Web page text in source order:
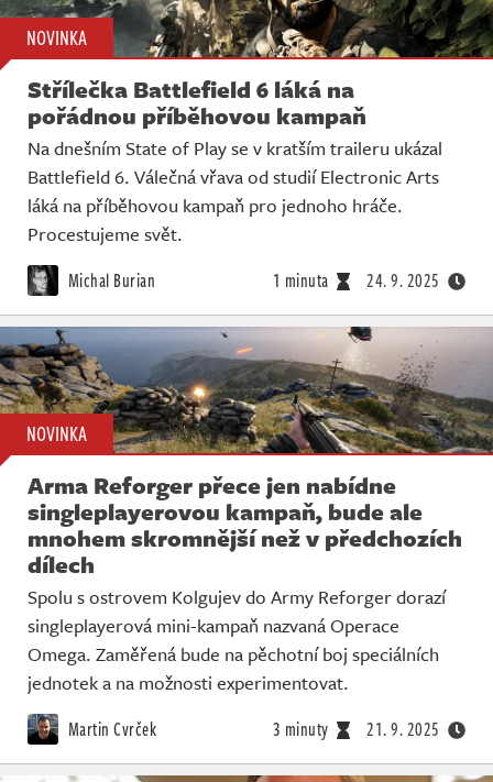
NOVINKA
Střílečka Battlefield 6 láká na
pořádnou příběhovou kampaň
Na dnešním State of Play se v kratším traileru ukázal
Battlefield 6. Válečná vřava od studií Electronic Arts
láká na příběhovou kampaň pro jednoho hráče.
Procestujeme svět.
Michal Burian 1 minuta 24. 9. 2025
NOVINKA
Arma Reforger přece jen nabídne
singleplayerovou kampaň, bude ale
mnohem skromnější než v předchozích
dílech
Spolu s ostrovem Kolgujev do Army Reforger dorazí
singleplayerová mini-kampaň nazvaná Operace
Omega. Zaměřená bude na pěchotní boj speciálních
jednotek a na možnosti experimentovat.
Martin Cvrček 3 minuty 21. 9. 2025